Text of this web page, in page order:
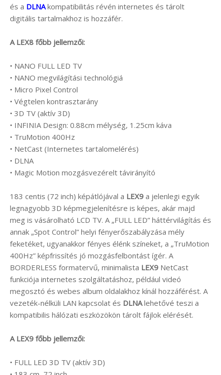
és a DLNAkompatibilitás révén internetes és tárolt
digitális tartalmakhoz is hozzáfér.
A LEX8 főbb jellemzői:
• NANO FULL LED TV
• NANO megvilágítási technológiá
• Micro Pixel Control
• Végtelen kontrasztarány
• 3D TV (aktív 3D)
• INFINIA Design: 0.88cm mélység, 1.25cm káva
• TruMotion 400Hz
• NetCast (Internetes tartalomelérés)
• DLNA
• Magic Motion mozgásvezérelt távirányító
183 centis (72 inch) képátlójával a LEX9 a jelenlegi egyik
legnagyobb 3D képmegjelenítésre is képes, akár majd
meg is vásárolható LCD TV. A „FULL LED” háttérvilágítás és
annak „Spot Control” helyi fényerőszabályzása mély
feketéket, ugyanakkor fényes élénk színeket, a „TruMotion
400Hz” képfrissítés jó mozgásfelbontást ígér. A
BORDERLESS formatervű, minimalista LEX9 NetCast
funkciója internetes szolgáltatáshoz, például videó
megosztó és webes album oldalakhoz kínál hozzáférést. A
vezeték-nélküli LAN kapcsolat és DLNAlehetővé teszi a
kompatibilis hálózati eszközökön tárolt fájlok elérését.
A LEX9 főbb jellemzői:
• FULL LED 3D TV (aktív 3D)